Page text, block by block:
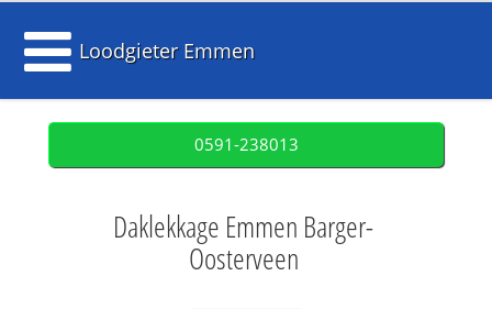
Loodgieter Emmen
0591-238013
Daklekkage Emmen Barger-
Oosterveen